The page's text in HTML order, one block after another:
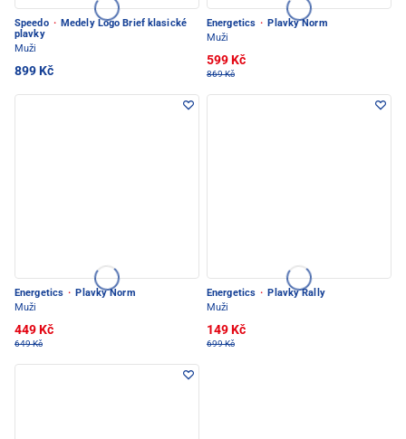
Speedo · Medely Logo Brief klasické
plavky
Muži
899 Kč
Energetics · Plavky Norm
Muži
599 Kč
869 Kč
Energetics · Plavky Norm
Muži
449 Kč
649 Kč
Energetics · Plavky Rally
Muži
149 Kč
699 Kč